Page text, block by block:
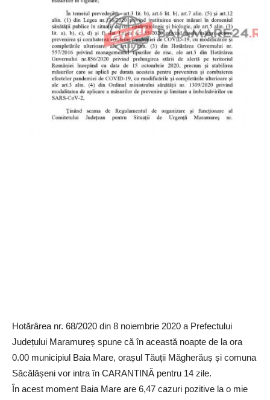
Hotărârea nr. 68/2020 din 8 noiembrie 2020 a Prefectului
Județului Maramureș spune că în această noapte de la ora
0.00 municipiul Baia Mare, orașul Tăuții Măgherăuș și comuna
Săcălășeni vor intra în CARANTINĂ pentru 14 zile.
În acest moment Baia Mare are 6,47 cazuri pozitive la o mie